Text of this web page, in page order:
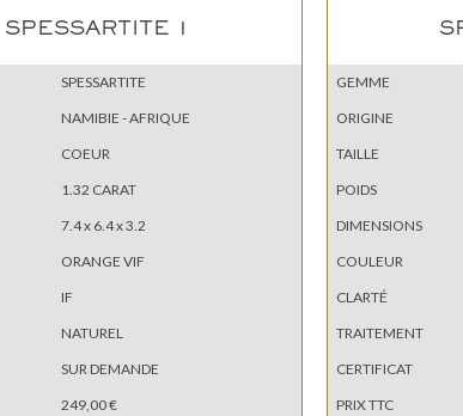
SPESSARTITE 1
SPESSARTITE
NAMIBIE - AFRIQUE
COEUR
1.32 CARAT
7.4 x 6.4 x 3.2
ORANGE VIF
IF
NATUREL
SUR DEMANDE
249,00 €
GEMME
ORIGINE
TAILLE
POIDS
DIMENSIONS
COULEUR
CLARTÉ
TRAITEMENT
CERTIFICAT
PRIX TTC